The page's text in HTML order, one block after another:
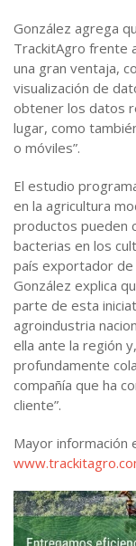
González agrega
TrackitAgro frente
una gran ventaja,
visualización de
obtener los datos
lugar, como
o móviles”.
El estudio
en la agricultura
productos pueden
bacterias en los
país exportador
González explica
parte de esta
agroindustria
ella ante la región
profundamente
compañía que ha
cliente”.
Mayor información